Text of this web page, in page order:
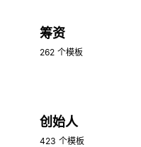
筹资
262 个模板
创始人
423 个模板